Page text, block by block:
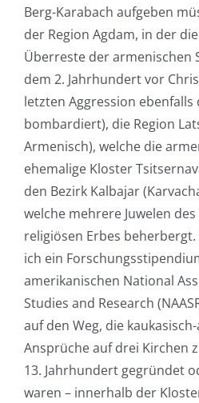
Berg-Karabach aufgeben
der Region Agdam, in der
Überreste der armenischen
dem 2. Jahrhundert vor
letzten Aggression
bombardiert), die Region
Armenisch), welche die
ehemalige Kloster
den Bezirk Kalbajar
welche mehrere Juwelen
religiösen Erbes
ich ein
amerikanischen National
Studies and Research
auf den Weg, die
Ansprüche auf drei Kirchen
13. Jahrhundert gegründet
waren – innerhalb der